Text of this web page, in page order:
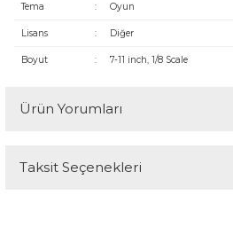
Tema : Oyun
Lisans : Diğer
Boyut : 7-11 inch, 1/8 Scale
Ürün Yorumları
Bu ürüne ilk yorumu
Taksit Seçenekleri